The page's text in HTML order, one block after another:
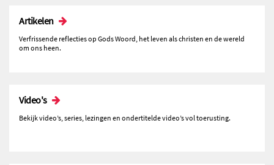
Artikelen
Verfrissende reflecties op Gods Woord, het leven als christen en de wereld
om ons heen.
Video's
Bekijk video’s, series, lezingen en ondertitelde video’s vol toerusting.